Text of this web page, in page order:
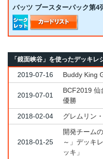
バッツ ブースターパック第4
「鏡面峡谷」を使ったデッキレ
2019-07-16 Buddy King
2019-07-01
BCF2019 仙
優勝
2018-02-04
グレムリン
2018-01-25
開発チーム
～」デッキ
ッキ」